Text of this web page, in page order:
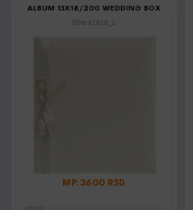
ALBUM 13X18/200 WEDDING BOX
Šifra: K2928_2
MP: 3600 RSD